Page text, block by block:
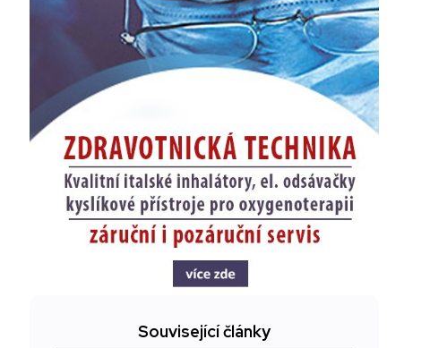
Související články